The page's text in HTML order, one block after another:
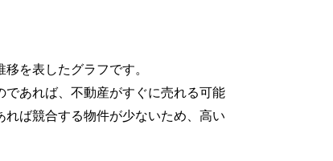
を表したグラフです。
あれば、不動産がすぐに売れる可能
ば競合する物件が少ないため、高い